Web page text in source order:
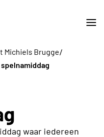
Michiels Brugge/
waar iedereen